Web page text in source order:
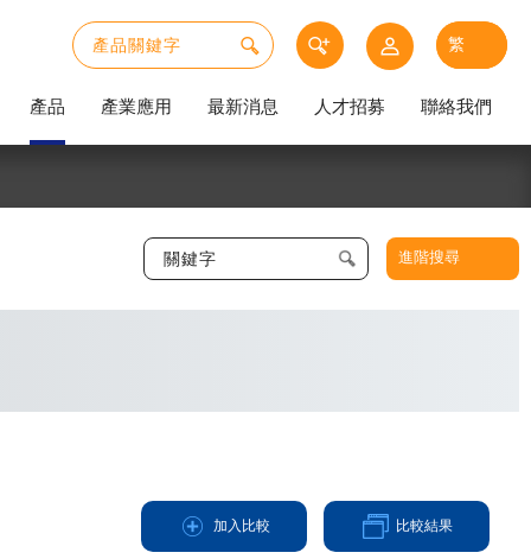
產品 產業應用 最新消息 人才招募 聯絡我們
進階搜尋
加入比較 比較結果